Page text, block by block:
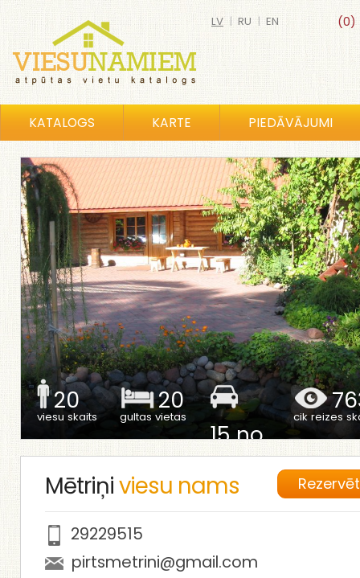
(0)
LV | RU | EN
KATALOGS KARTE PIEDĀVĀJUMI
20
viesu skaits
20
gultas vietas
15 no
cent
cik reizes
Mētriņiviesu nams Rezervēt
29229515
pirtsmetrini@gmail.com